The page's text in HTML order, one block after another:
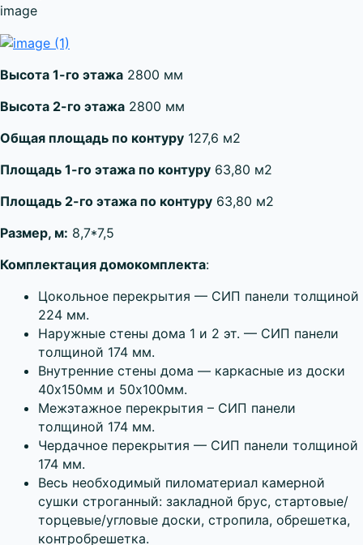
image
Высота 1-го этажа 2800 мм
Высота 2-го этажа 2800 мм
Общая площадь по контуру 127,6 м2
Площадь 1-го этажа по контуру 63,80 м2
Площадь 2-го этажа по контуру 63,80 м2
Размер, м: 8,7*7,5
Комплектация домокомплекта:
Цокольное перекрытия — СИП панели толщиной
224 мм.
Наружные стены дома 1 и 2 эт. — СИП панели
толщиной 174 мм.
Внутренние стены дома — каркасные из доски
40х150мм и 50х100мм.
Межэтажное перекрытия – СИП панели
толщиной 174 мм.
Чердачное перекрытия — СИП панели толщиной
174 мм.
Весь необходимый пиломатериал камерной
сушки строганный: закладной брус, стартовые/
торцевые/угловые доски, стропила, обрешетка,
контробрешетка.